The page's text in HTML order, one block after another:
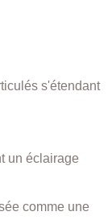
s'étendant
un éclairage
comme une